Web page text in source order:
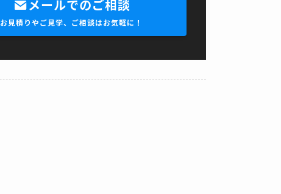
メールでのご相談
お見積りやご見学、ご相談はお気軽に！